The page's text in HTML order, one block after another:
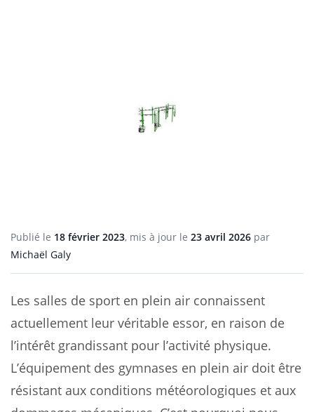
Publié le 18 février 2023, mis à jour le 23 avril 2026 par
Michaël Galy
Les salles de sport en plein air connaissent
actuellement leur véritable essor, en raison de
l’intérêt grandissant pour l’activité physique.
L’équipement des gymnases en plein air doit être
résistant aux conditions météorologiques et aux